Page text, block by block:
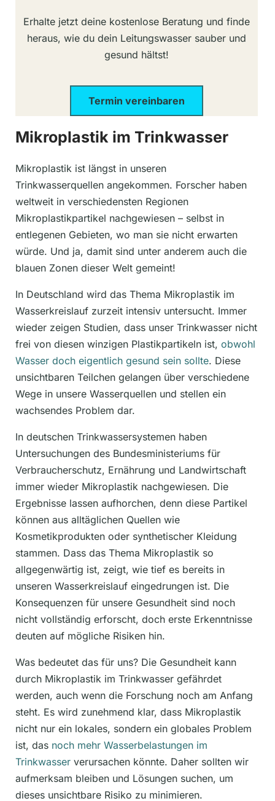
Erhalte jetzt deine kostenlose Beratung und finde
heraus, wie du dein Leitungswasser sauber und
gesund hältst!
Termin vereinbaren
Mikroplastik im Trinkwasser
Mikroplastik ist längst in unseren
Trinkwasserquellen angekommen. Forscher haben
weltweit in verschiedensten Regionen
Mikroplastikpartikel nachgewiesen – selbst in
entlegenen Gebieten, wo man sie nicht erwarten
würde. Und ja, damit sind unter anderem auch die
blauen Zonen dieser Welt gemeint!
In Deutschland wird das Thema Mikroplastik im
Wasserkreislauf zurzeit intensiv untersucht. Immer
wieder zeigen Studien, dass unser Trinkwasser nicht
frei von diesen winzigen Plastikpartikeln ist, obwohl
Wasser doch eigentlich gesund sein sollte. Diese
unsichtbaren Teilchen gelangen über verschiedene
Wege in unsere Wasserquellen und stellen ein
wachsendes Problem dar.
In deutschen Trinkwassersystemen haben
Untersuchungen des Bundesministeriums für
Verbraucherschutz, Ernährung und Landwirtschaft
immer wieder Mikroplastik nachgewiesen. Die
Ergebnisse lassen aufhorchen, denn diese Partikel
können aus alltäglichen Quellen wie
Kosmetikprodukten oder synthetischer Kleidung
stammen. Dass das Thema Mikroplastik so
allgegenwärtig ist, zeigt, wie tief es bereits in
unseren Wasserkreislauf eingedrungen ist. Die
Konsequenzen für unsere Gesundheit sind noch
nicht vollständig erforscht, doch erste Erkenntnisse
deuten auf mögliche Risiken hin.
Was bedeutet das für uns? Die Gesundheit kann
durch Mikroplastik im Trinkwasser gefährdet
werden, auch wenn die Forschung noch am Anfang
steht. Es wird zunehmend klar, dass Mikroplastik
nicht nur ein lokales, sondern ein globales Problem
ist, das noch mehr Wasserbelastungen im
Trinkwasser verursachen könnte. Daher sollten wir
aufmerksam bleiben und Lösungen suchen, um
dieses unsichtbare Risiko zu minimieren.